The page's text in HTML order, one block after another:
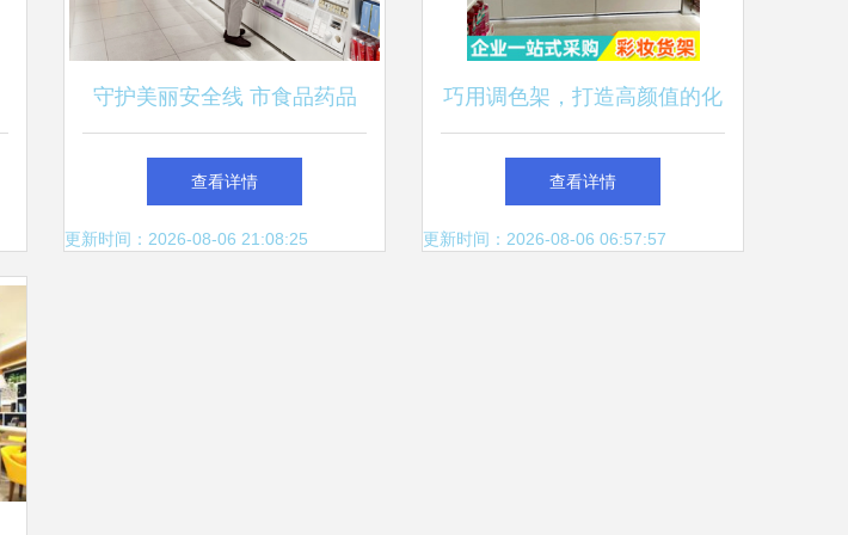
守护美丽安全线 市食品药品
检验所圆满完成2021年化妆品
零售环节抽检任务
查看详情
更新时间：2026-08-06 21:08:25
巧用调色架，打造高颜值的化
妆品零售展台
查看详情
更新时间：2026-08-06 06:57:57